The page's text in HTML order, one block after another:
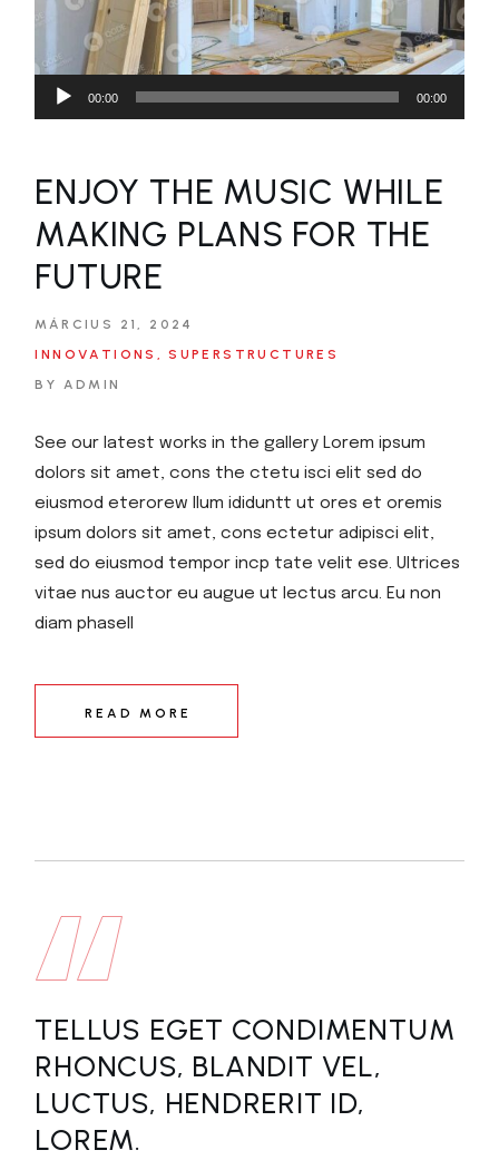
Audió
lejátszó
00:00 00:00
ENJOY THE MUSIC WHILE
MAKING PLANS FOR THE
FUTURE
MÁRCIUS 21, 2024
INNOVATIONS
SUPERSTRUCTURES
BY ADMIN
See our latest works in the gallery Lorem ipsum
dolors sit amet, cons the ctetu isci elit sed do
eiusmod eterorew llum ididuntt ut ores et oremis
ipsum dolors sit amet, cons ectetur adipisci elit,
sed do eiusmod tempor incp tate velit ese. Ultrices
vitae nus auctor eu augue ut lectus arcu. Eu non
diam phasell
READ MORE
TELLUS EGET CONDIMENTUM
RHONCUS, BLANDIT VEL,
LUCTUS, HENDRERIT ID,
LOREM.